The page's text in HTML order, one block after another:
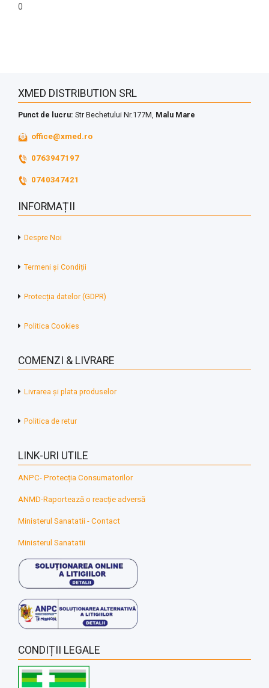
0
XMED DISTRIBUTION SRL
Punct de lucru: Str Bechetului Nr.177M, Malu Mare
office@xmed.ro
0763947197
0740347421
INFORMAȚII
Despre Noi
Termeni și Condiții
Protecția datelor (GDPR)
Politica Cookies
COMENZI & LIVRARE
Livrarea și plata produselor
Politica de retur
LINK-URI UTILE
ANPC- Protecția Consumatorilor
ANMD-Raportează o reacție adversă
Ministerul Sanatatii - Contact
Ministerul Sanatatii
CONDIȚII LEGALE